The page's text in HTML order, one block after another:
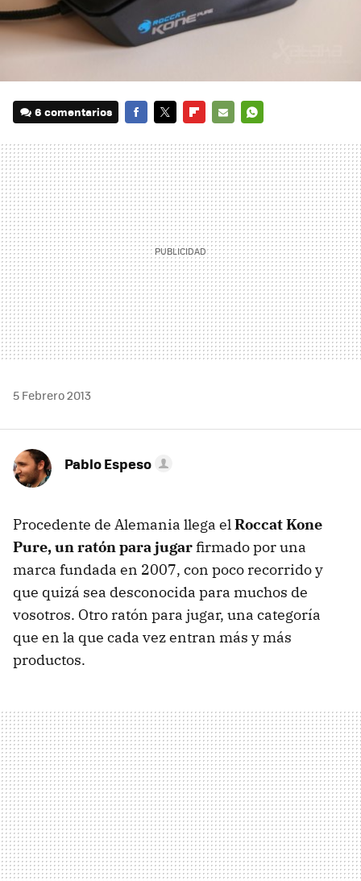
6 comentarios
MAIL
5 Febrero 2013
Pablo Espeso
Procedente de Alemania llega elRoccat Kone
Pure, un ratón para jugarfirmado por una
marca fundada en 2007, con poco recorrido y
que quizá sea desconocida para muchos de
vosotros. Otro ratón para jugar, una categoría
que en la que cada vez entran más y más
productos.